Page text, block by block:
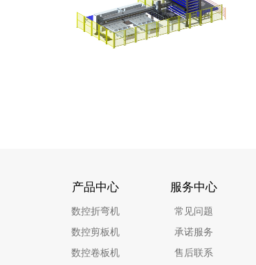
产品中心
数控折弯机
数控剪板机
数控卷板机
服务中心
常见问题
承诺服务
售后联系